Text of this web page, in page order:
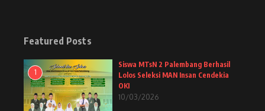
Featured Posts
1
Siswa MTsN 2 Palembang Berhasil
Lolos Seleksi MAN Insan Cendekia
OKI
10/03/2026